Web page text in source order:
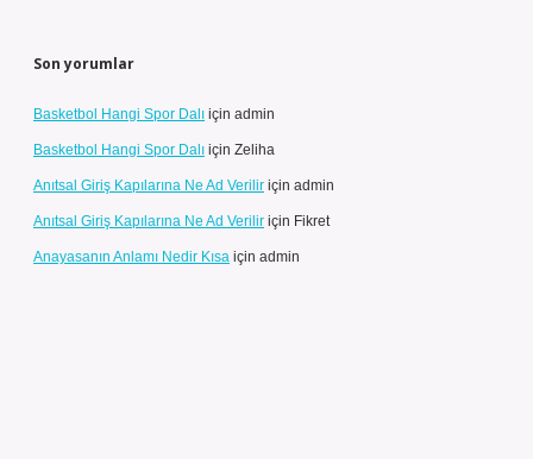
Son yorumlar
Basketbol Hangi Spor Dalı için admin
Basketbol Hangi Spor Dalı için Zeliha
Anıtsal Giriş Kapılarına Ne Ad Verilir için admin
Anıtsal Giriş Kapılarına Ne Ad Verilir için Fikret
Anayasanın Anlamı Nedir Kısa için admin